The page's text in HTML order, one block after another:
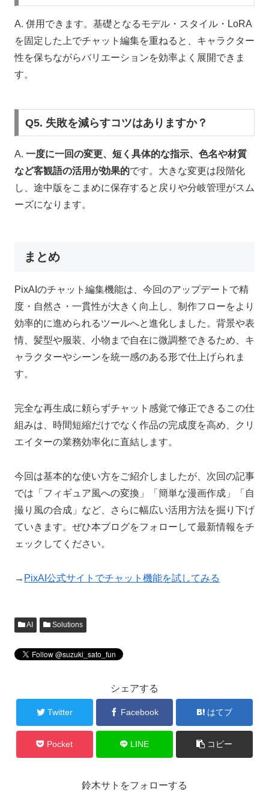
A. 併用できます。基礎となるモデル・スタイル・LoRA
を固定した上でチャット編集を重ねると、キャラクター
性を保ちながらバリエーションを効率よく展開できま
す。
Q5. 失敗を減らすコツはありますか？
A. 一度に一回の変更、短く具体的な指示、色名や材質
など客観語の活用が効果的です。大きな変更は段階化
し、途中版をこまめに保存すると戻りや分岐管理がスム
ーズになります。
まとめ
PixAIのチャット編集機能は、今回のアップデートで精
度・自然さ・一貫性が大きく向上し、制作フローをより
効率的に進められるツールへと進化しました。背景や表
情、髪型や服装、小物まで自在に微調整できるため、キ
ャラクターやシーンを統一感のある形で仕上げられま
す。
完全な再生成に頼らずチャット感覚で修正できるこの仕
組みは、時間短縮だけでなく作品の完成度を高め、クリ
エイターの業務効率化に直結します。
今回は基本的な使い方をご紹介しましたが、次回の記事
では「フィギュア風への変換」「簡単な漫画作成」「自
撮り風の合成」など、さらに幅広い活用方法を掘り下げ
ていきます。ぜひ本ブログをフォローして最新情報をチ
ェックしてください。
→ PixAI公式サイトでチャット機能を試してみる
AI Solutions
シェアする
Twitter Facebook はてブ
Pocket LINE コピー
鈴木サトをフォローする